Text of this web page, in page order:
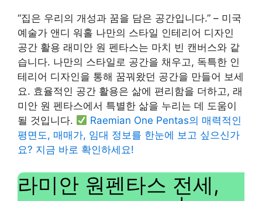
“집은 우리의 개성과 꿈을 담은 공간입니다.” – 미국
예술가 앤디 워홀 나만의 스타일 인테리어 디자인
공간 활용 래미안 원 펜타스는 마치 빈 캔버스와 같
습니다. 나만의 스타일로 공간을 채우고, 독특한 인
테리어 디자인을 통해 꿈꿔왔던 공간을 만들어 보세
요. 효율적인 공간 활용은 삶에 편리함을 더하고, 래
미안 원 펜타스에서 특별한 삶을 누리는 데 도움이
될 것입니다.
Raemian One Pentas의 매력적인
평면도, 매매가, 임대 정보를 한눈에 보고 싶으신가
요? 지금 바로 확인하세요!
라미안 원펜타스 전세,